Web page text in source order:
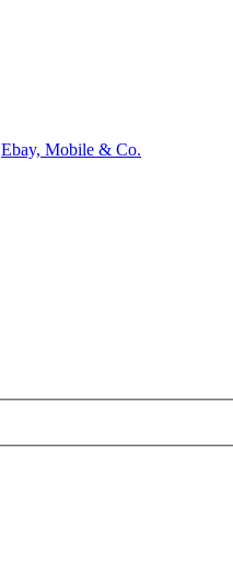
Ebay, Mobile & Co.